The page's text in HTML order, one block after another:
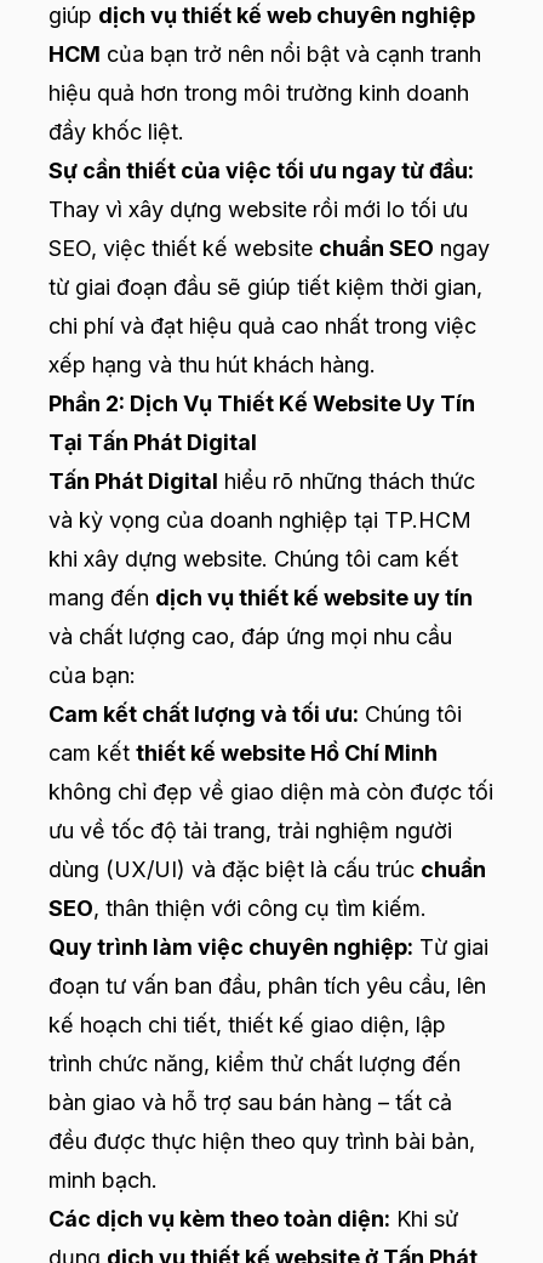
giúp dịch vụ thiết kế web chuyên nghiệp
HCM của bạn trở nên nổi bật và cạnh tranh
hiệu quả hơn trong môi trường kinh doanh
đầy khốc liệt.
Sự cần thiết của việc tối ưu ngay từ đầu:
Thay vì xây dựng website rồi mới lo tối ưu
SEO, việc thiết kế website chuẩn SEO ngay
từ giai đoạn đầu sẽ giúp tiết kiệm thời gian,
chi phí và đạt hiệu quả cao nhất trong việc
xếp hạng và thu hút khách hàng.
Phần 2: Dịch Vụ Thiết Kế Website Uy Tín
Tại Tấn Phát Digital
Tấn Phát Digital hiểu rõ những thách thức
và kỳ vọng của doanh nghiệp tại TP.HCM
khi xây dựng website. Chúng tôi cam kết
mang đến dịch vụ thiết kế website uy tín
và chất lượng cao, đáp ứng mọi nhu cầu
của bạn:
Cam kết chất lượng và tối ưu: Chúng tôi
cam kết thiết kế website Hồ Chí Minh
không chỉ đẹp về giao diện mà còn được tối
ưu về tốc độ tải trang, trải nghiệm người
dùng (UX/UI) và đặc biệt là cấu trúc chuẩn
SEO, thân thiện với công cụ tìm kiếm.
Quy trình làm việc chuyên nghiệp: Từ giai
đoạn tư vấn ban đầu, phân tích yêu cầu, lên
kế hoạch chi tiết, thiết kế giao diện, lập
trình chức năng, kiểm thử chất lượng đến
bàn giao và hỗ trợ sau bán hàng – tất cả
đều được thực hiện theo quy trình bài bản,
minh bạch.
Các dịch vụ kèm theo toàn diện: Khi sử
dụng dịch vụ thiết kế website ở Tấn Phát